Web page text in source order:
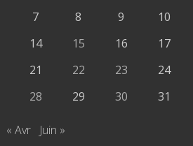
7 8 9
10
14 15 16
17
21 22 23
24
28 29 30 31
« Avr Juin »